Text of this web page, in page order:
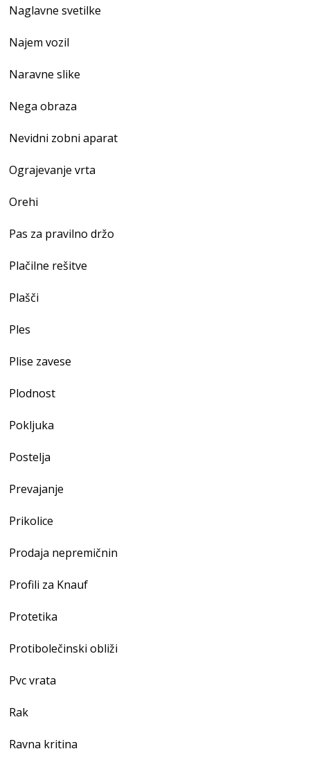
Naglavne svetilke
Najem vozil
Naravne slike
Nega obraza
Nevidni zobni aparat
Ograjevanje vrta
Orehi
Pas za pravilno držo
Plačilne rešitve
Plašči
Ples
Plise zavese
Plodnost
Pokljuka
Postelja
Prevajanje
Prikolice
Prodaja nepremičnin
Profili za Knauf
Protetika
Protibolečinski obliži
Pvc vrata
Rak
Ravna kritina